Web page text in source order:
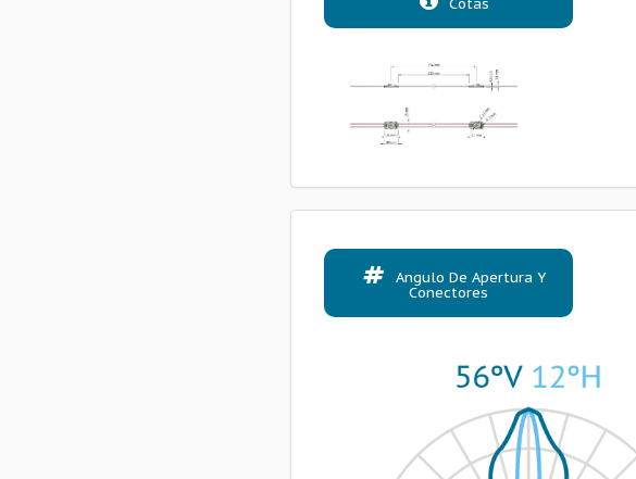
Angulo De Apertura Y
Conectores